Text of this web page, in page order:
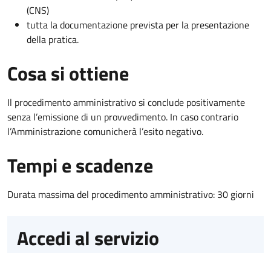
(CNS)
tutta la documentazione prevista per la presentazione
della pratica.
Cosa si ottiene
Il procedimento amministrativo si conclude positivamente
senza l’emissione di un provvedimento. In caso contrario
l’Amministrazione comunicherà l’esito negativo.
Tempi e scadenze
Durata massima del procedimento amministrativo: 30 giorni
Accedi al servizio